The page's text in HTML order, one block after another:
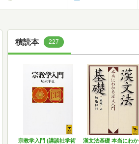
積読本 227
宗教学入門 (講談社学術
漢文法基礎 本当にわか